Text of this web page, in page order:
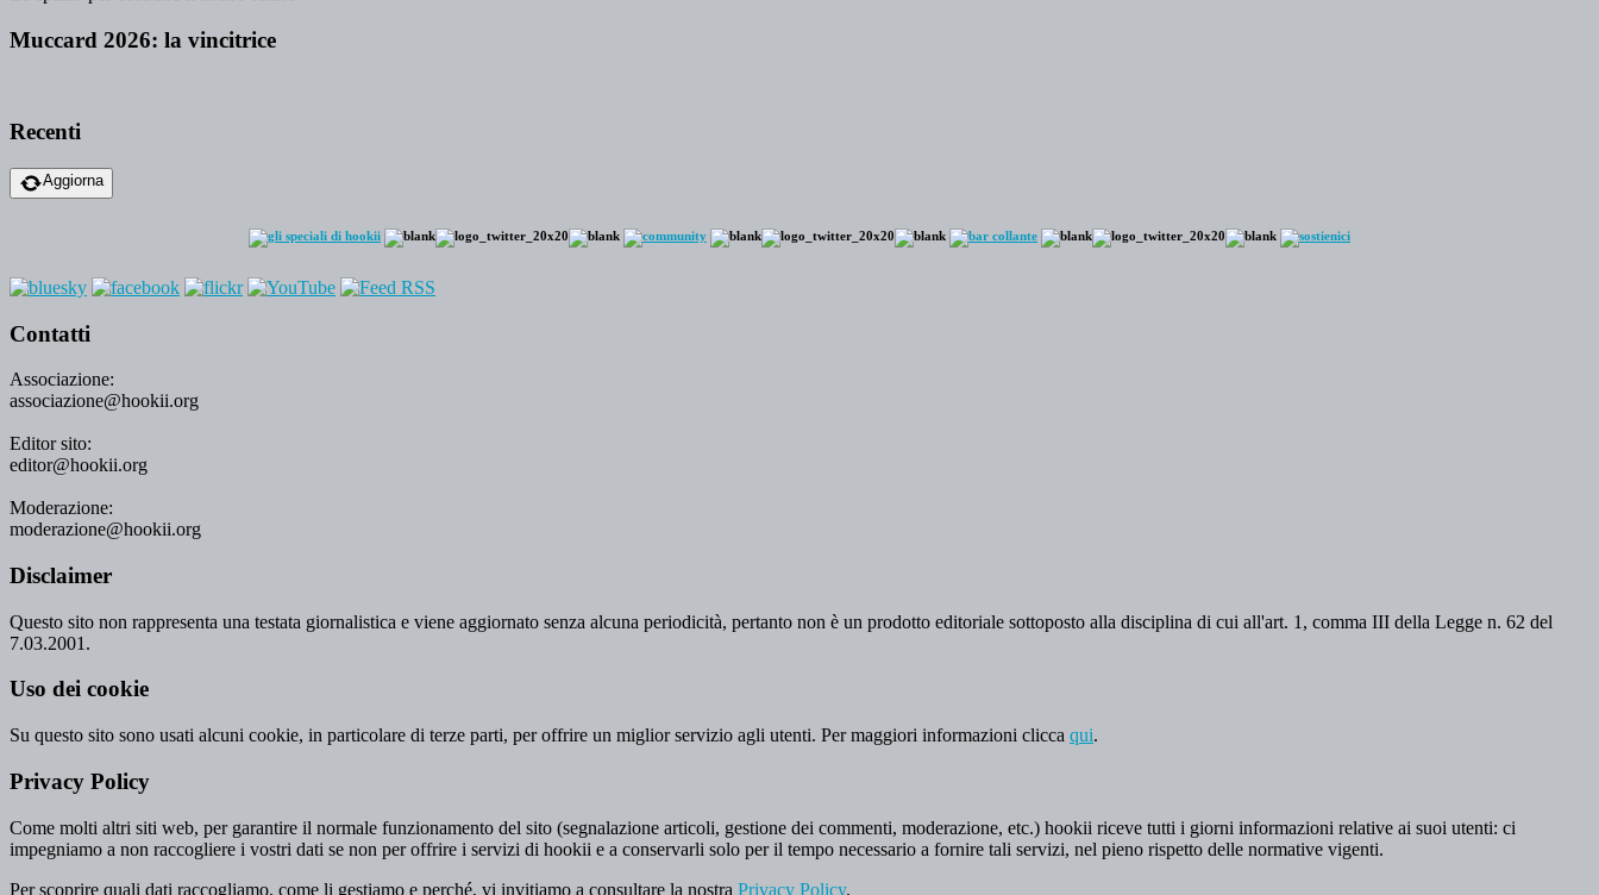
Muccard 2026: la vincitrice
Recenti
Aggiorna
Contatti
Associazione:
associazione@hookii.org
Editor sito:
editor@hookii.org
Moderazione:
moderazione@hookii.org
Disclaimer
Questo sito non rappresenta una testata giornalistica e viene aggiornato senza alcuna periodicità, pertanto non è un prodotto editoriale sottoposto alla disciplina di cui all'art. 1, comma III della Legge n. 62 del
7.03.2001.
Uso dei cookie
Su questo sito sono usati alcuni cookie, in particolare di terze parti, per offrire un miglior servizio agli utenti. Per maggiori informazioni clicca qui.
Privacy Policy
Come molti altri siti web, per garantire il normale funzionamento del sito (segnalazione articoli, gestione dei commenti, moderazione, etc.) hookii riceve tutti i giorni informazioni relative ai suoi utenti: ci
impegniamo a non raccogliere i vostri dati se non per offrire i servizi di hookii e a conservarli solo per il tempo necessario a fornire tali servizi, nel pieno rispetto delle normative vigenti.
Per scoprire quali dati raccogliamo, come li gestiamo e perché, vi invitiamo a consultare la nostra Privacy Policy.